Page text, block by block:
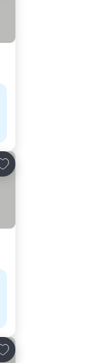
a
a